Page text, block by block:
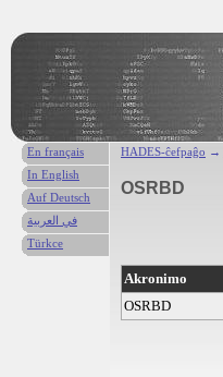
HADES-ĉefpaĝo →
OSRBD
Akronimo
OSRBD
En français
In English
Auf Deutsch
في العربية
Türkce